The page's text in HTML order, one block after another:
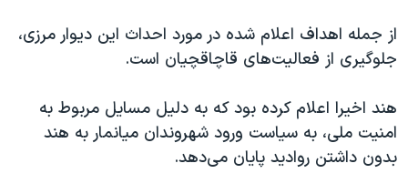
نرگس محمدی برنده جایزه نوبل صلح
همایش محافظه‌کاران آمریکا «سی‌پک»
صفحه‌های ویژه
سفر پرزیدنت ترامپ به چین
از جمله اهداف اعلام شده در مورد احداث این دیوار مرزی،
جلوگیری از فعالیت‌های قاچاقچیان است.
هند اخیرا اعلام کرده بود که به دلیل مسایل مربوط به
امنیت ملی، به سیاست ورود شهروندان میانمار به هند
بدون داشتن روادید پایان می‌دهد.